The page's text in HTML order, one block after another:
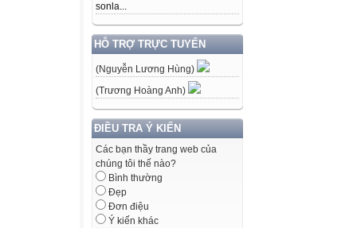
sonla...
HỖ TRỢ TRỰC TUYẾN
(Nguyễn Lương Hùng)
(Trương Hoàng Anh)
ĐIỀU TRA Ý KIẾN
Các bạn thầy trang web của
chúng tôi thế nào?
Bình thường
Đẹp
Đơn điệu
Ý kiến khác